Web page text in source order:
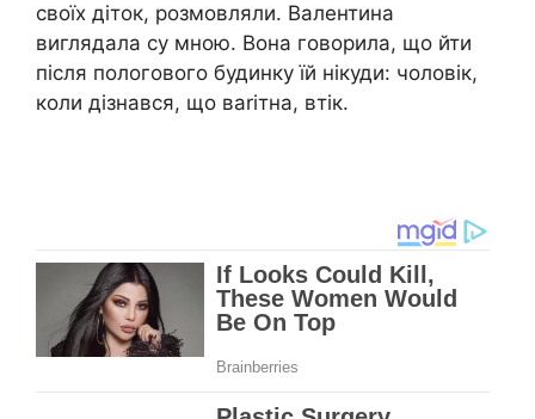
своїх діток, розмовляли. Валентина
виглядала су мною. Вона говорила, що йти
після пологового будинку їй нікуди: чоловік,
коли дізнався, що ваrітна, втік.